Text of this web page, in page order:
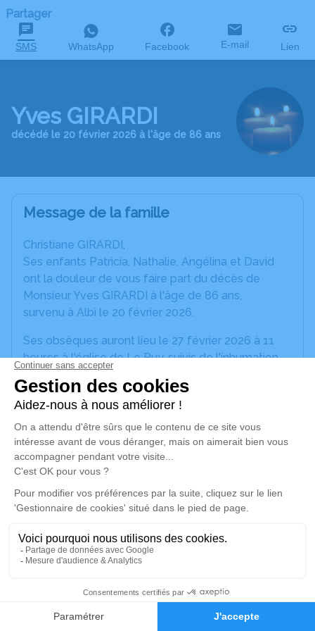
Faire-part Hommages
Partager
SMS WhatsApp Facebook E-mail Lien
Yves GIRARDI
décédé le 20 février 2026 à l'âge de 86 ans
Message de la famille
Christiane GIRARDI,
Ses enfants Patricia, Nathalie, Angélina et David
ont la douleur de vous faire part du décès de
Monsieur Yves GIRARDI à l'âge de 86 ans,
survenu à Albi le 20 février 2026.
Ses obsèques auront lieu le 27 février 2026 à 11
heures à l'église de Le Puy, suivis de l'inhumation
au cimetière de Le Puy
Un service de plantation d’arbre hommage est
disponible ici.
Cérémonie religieuse
Eglise de Le Puy
33580 Le Puy
Je rends hommage